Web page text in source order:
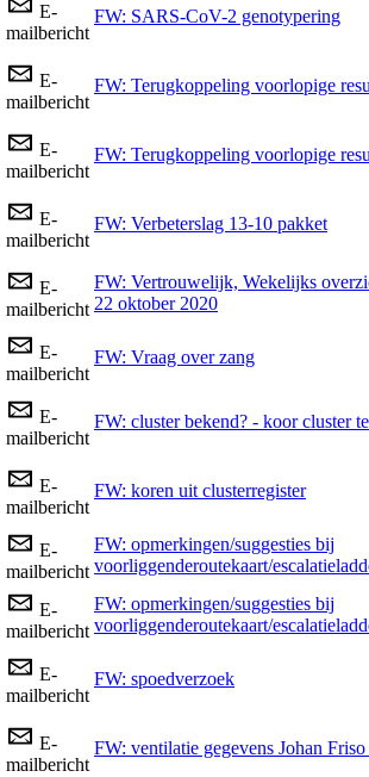
E-
mailbericht
FW: SARS-CoV-2 genotypering
E-
mailbericht
FW: Terugkoppeling voorlopige
E-
mailbericht
FW: Terugkoppeling voorlopige
E-
mailbericht
FW: Verbeterslag 13-10 pakket
E-
mailbericht
FW: Vertrouwelijk, Wekelijks
22 oktober 2020
E-
mailbericht
FW: Vraag over zang
E-
mailbericht
FW: cluster bekend? - koor cluster
E-
mailbericht
FW: koren uit clusterregister
E-
mailbericht
FW: opmerkingen/suggesties bij
voorliggenderoutekaart/
E-
mailbericht
FW: opmerkingen/suggesties bij
voorliggenderoutekaart/
E-
mailbericht
FW: spoedverzoek
E-
mailbericht
FW: ventilatie gegevens Johan